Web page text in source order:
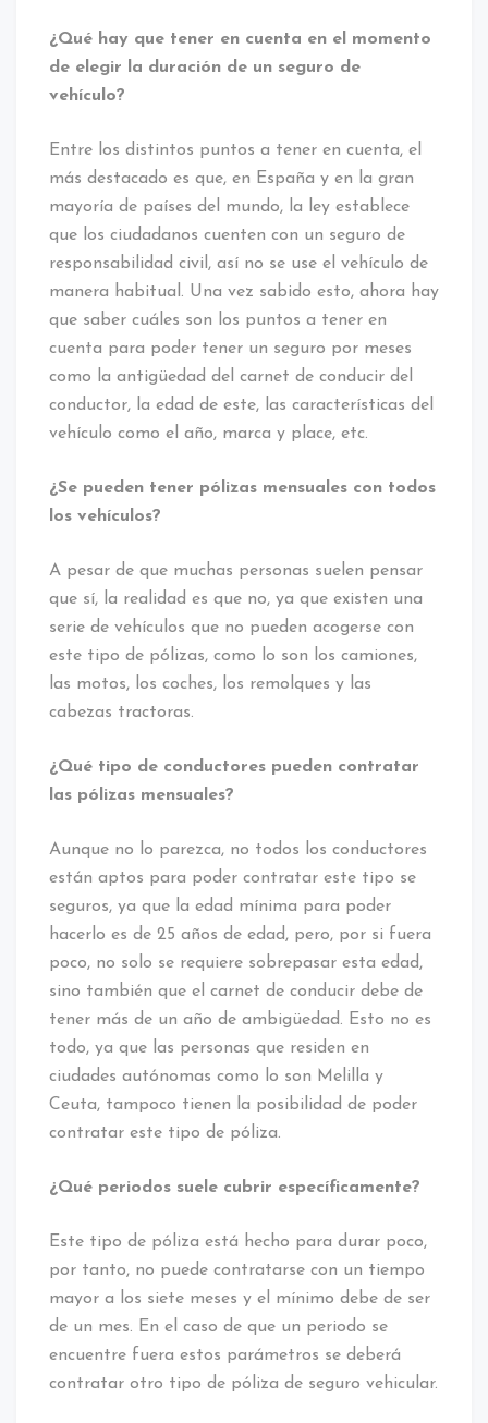
¿Qué hay que tener en cuenta en el momento
de elegir la duración de un seguro de
vehículo?
Entre los distintos puntos a tener en cuenta, el
más destacado es que, en España y en la gran
mayoría de países del mundo, la ley establece
que los ciudadanos cuenten con un seguro de
responsabilidad civil, así no se use el vehículo de
manera habitual. Una vez sabido esto, ahora hay
que saber cuáles son los puntos a tener en
cuenta para poder tener un seguro por meses
como la antigüedad del carnet de conducir del
conductor, la edad de este, las características del
vehículo como el año, marca y place, etc.
¿Se pueden tener pólizas mensuales con todos
los vehículos?
A pesar de que muchas personas suelen pensar
que sí, la realidad es que no, ya que existen una
serie de vehículos que no pueden acogerse con
este tipo de pólizas, como lo son los camiones,
las motos, los coches, los remolques y las
cabezas tractoras.
¿Qué tipo de conductores pueden contratar
las pólizas mensuales?
Aunque no lo parezca, no todos los conductores
están aptos para poder contratar este tipo se
seguros, ya que la edad mínima para poder
hacerlo es de 25 años de edad, pero, por si fuera
poco, no solo se requiere sobrepasar esta edad,
sino también que el carnet de conducir debe de
tener más de un año de ambigüedad. Esto no es
todo, ya que las personas que residen en
ciudades autónomas como lo son Melilla y
Ceuta, tampoco tienen la posibilidad de poder
contratar este tipo de póliza.
¿Qué periodos suele cubrir específicamente?
Este tipo de póliza está hecho para durar poco,
por tanto, no puede contratarse con un tiempo
mayor a los siete meses y el mínimo debe de ser
de un mes. En el caso de que un periodo se
encuentre fuera estos parámetros se deberá
contratar otro tipo de póliza de seguro vehicular.